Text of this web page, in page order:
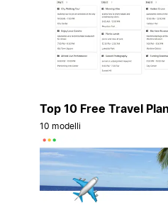
Top 10 Free Travel
10 modelli